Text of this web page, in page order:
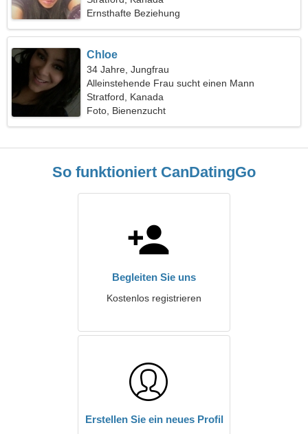
Ernsthafte Beziehung
Chloe
34 Jahre, Jungfrau
Alleinstehende Frau sucht einen Mann
Stratford, Kanada
Foto, Bienenzucht
So funktioniert CanDatingGo
Begleiten Sie uns
Kostenlos registrieren
Erstellen Sie ein neues Profil